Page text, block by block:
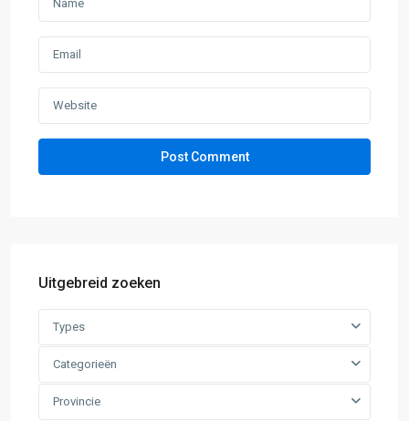
Uitgebreid zoeken
Types
Categorieën
Provincie